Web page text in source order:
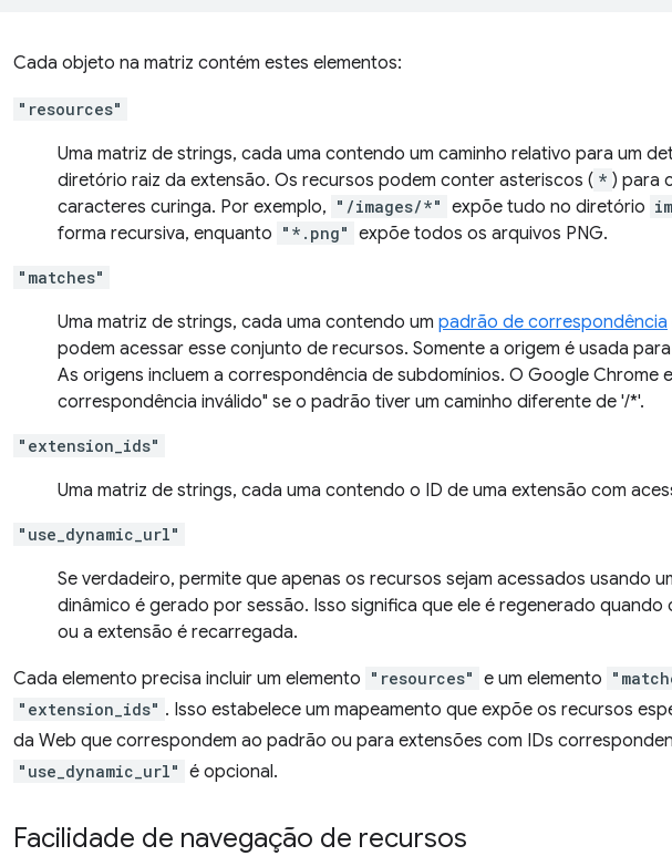
Cada objeto na matriz contém estes elementos:
"resources"
Uma matriz de strings, cada uma contendo um caminho relativo para um
diretório raiz da extensão. Os recursos podem conter asteriscos ( * ) para
caracteres curinga. Por exemplo, "/images/*" expõe tudo no diretório
forma recursiva, enquanto "*.png" expõe todos os arquivos PNG.
"matches"
Uma matriz de strings, cada uma contendo um padrão de correspondência
podem acessar esse conjunto de recursos. Somente a origem é usada
As origens incluem a correspondência de subdomínios. O Google Chrome
correspondência inválido" se o padrão tiver um caminho diferente de '/*'.
"extension_ids"
Uma matriz de strings, cada uma contendo o ID de uma extensão com
"use_dynamic_url"
Se verdadeiro, permite que apenas os recursos sejam acessados usando
dinâmico é gerado por sessão. Isso significa que ele é regenerado quando
ou a extensão é recarregada.
Cada elemento precisa incluir um elemento "resources" e um elemento
"extension_ids" . Isso estabelece um mapeamento que expõe os recursos
da Web que correspondem ao padrão ou para extensões com IDs
"use_dynamic_url" é opcional.
Facilidade de navegação de recursos